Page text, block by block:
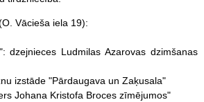
Vācieša iela 19):
dzejnieces Ludmilas Azarovas dzimšanas
izstāde "Pārdaugava un Zaķusala"
Johana Kristofa Broces zīmējumos"